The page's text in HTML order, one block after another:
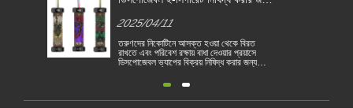
দেশে পরিণত হয়
হওয়া থেকে বিরত
বাধা দেওয়ার প্রয়াসে
দেশগুলি তামা......
বৈদ্যুতিন সিগারেট একটি জনপ্রিয় পণ্য হয়ে উঠেছে যা
গ্রাহকদের ধূমপান হ্রাস করতে বা ধূমপান ছেড়ে দিতে
সহায়তা করে। এই নিবন্ধটি বিভিন্ন দেশ অনুসারে
তদ্ব্যতীত, কয়েকটি দেশ রয়েছে এবং অঞ্চলগুলি